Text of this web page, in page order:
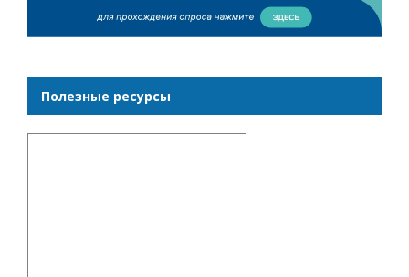
Полезные ресурсы